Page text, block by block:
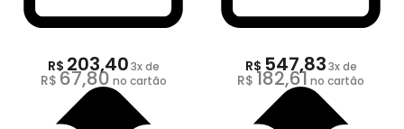
R$ 203,403x de
R$67,80 no cartão
R$ 547,833x de
R$ 182,61no cartão